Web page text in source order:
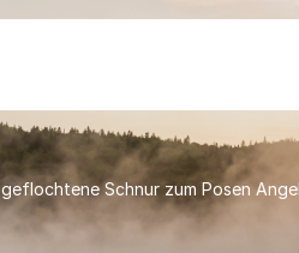
geflochtene Schnur zum Posen